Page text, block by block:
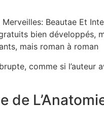
Beautae Et
bien développés,
mais roman à roman
comme si l’auteur
de